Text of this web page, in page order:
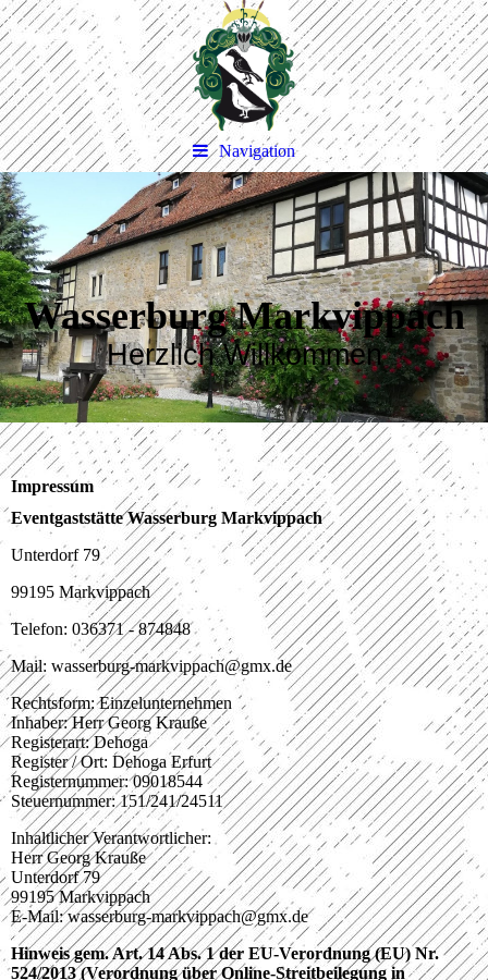
Navigation
Wasserburg Markvippach
Herzlich Willkommen
Impressum
Eventgaststätte Wasserburg Markvippach
Unterdorf 79
99195 Markvippach
Telefon: 036371 - 874848
Mail: wasserburg-markvippach@gmx.de
Rechtsform: Einzelunternehmen
Inhaber: Herr Georg Krauße
Registerart: Dehoga
Register / Ort: Dehoga Erfurt
Registernummer: 09018544
Steuernummer: 151/241/24511
Inhaltlicher Verantwortlicher:
Herr Georg Krauße
Unterdorf 79
99195 Markvippach
E-Mail: wasserburg-markvippach@gmx.de
Hinweis gem. Art. 14 Abs. 1 der EU-Verordnung (EU) Nr.
524/2013 (Verordnung über Online-Streitbeilegung in